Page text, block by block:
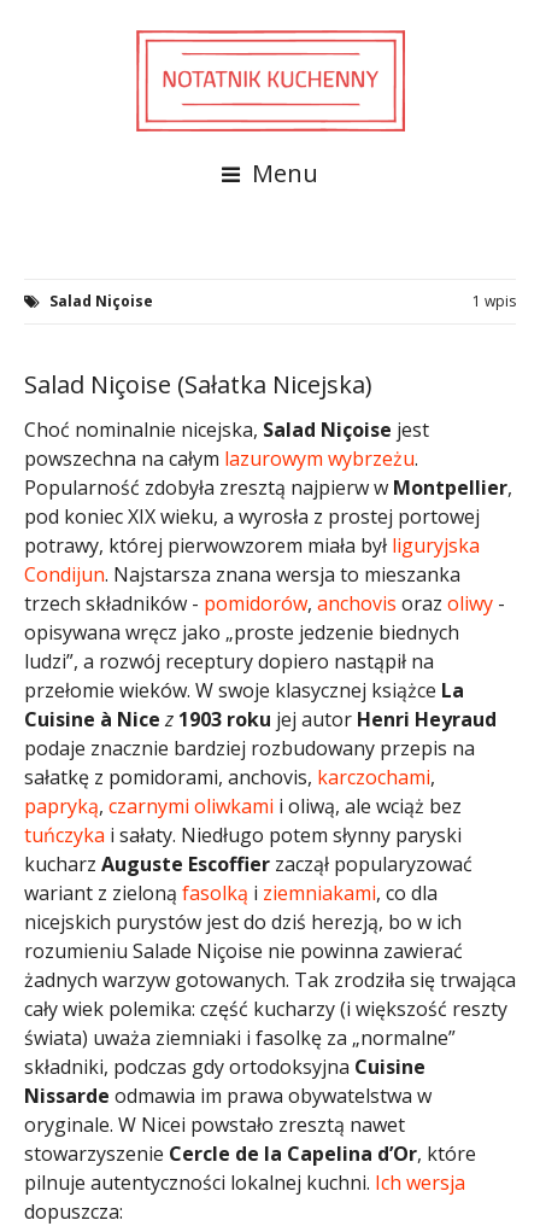
Menu
Salad Niçoise 1 wpis
Salad Niçoise (Sałatka Nicejska)
Choć nominalnie nicejska, Salad Niçoise jest
powszechna na całym lazurowym wybrzeżu.
Popularność zdobyła zresztą najpierw w Montpellier,
pod koniec XIX wieku, a wyrosła z prostej portowej
potrawy, której pierwowzorem miała był liguryjska
Condijun. Najstarsza znana wersja to mieszanka
trzech składników - pomidorów, anchovis oraz oliwy -
opisywana wręcz jako „proste jedzenie biednych
ludzi”, a rozwój receptury dopiero nastąpił na
przełomie wieków. W swoje klasycznej książce La
Cuisine à Nicez 1903 roku jej autor Henri Heyraud
podaje znacznie bardziej rozbudowany przepis na
sałatkę z pomidorami, anchovis, karczochami,
papryką, czarnymi oliwkami i oliwą, ale wciąż bez
tuńczyka i sałaty. Niedługo potem słynny paryski
kucharz Auguste Escoffier zaczął popularyzować
wariant z zieloną fasolką i ziemniakami, co dla
nicejskich purystów jest do dziś herezją, bo w ich
rozumieniu Salade Niçoise nie powinna zawierać
żadnych warzyw gotowanych. Tak zrodziła się trwająca
cały wiek polemika: część kucharzy (i większość reszty
świata) uważa ziemniaki i fasolkę za „normalne”
składniki, podczas gdy ortodoksyjna Cuisine
Nissarde odmawia im prawa obywatelstwa w
oryginale. W Nicei powstało zresztą nawet
stowarzyszenie Cercle de la Capelina d’Or, które
pilnuje autentyczności lokalnej kuchni. Ich wersja
dopuszcza: